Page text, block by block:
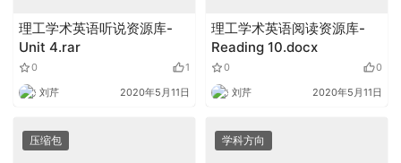
理工学术英语听说资源库-
Unit 4.rar
0 1
刘芹 2020年5月11日
理工学术英语阅读资源库-
Reading 10.docx
0 0
刘芹 2020年5月11日
压缩包 学科方向